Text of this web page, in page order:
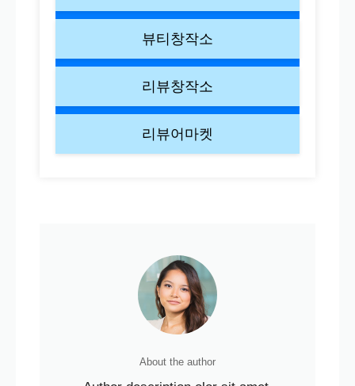
뷰티창작소
리뷰창작소
리뷰어마켓
About the author